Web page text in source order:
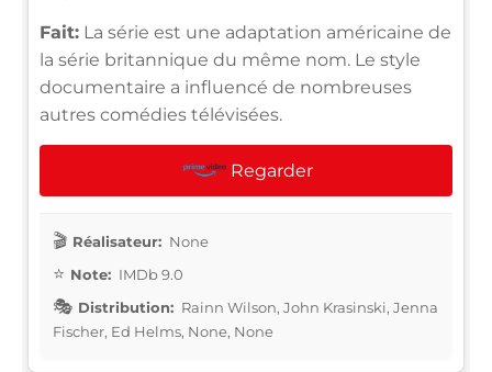
Fait: La série est une adaptation américaine de
la série britannique du même nom. Le style
documentaire a influencé de nombreuses
autres comédies télévisées.
Regarder
Réalisateur: None
Note: IMDb 9.0
Distribution: Rainn Wilson, John Krasinski, Jenna
Fischer, Ed Helms, None, None